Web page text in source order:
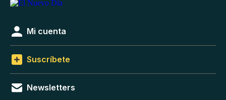
Mi cuenta
Suscríbete
Newsletters